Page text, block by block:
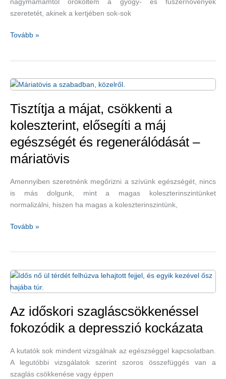
nagymamámtól örököltem a gyógy- és fűszernövények
szeretetét, akinek a kertjében sok-sok
Hogyan
vizet,
és
milyen
vannak?
Tovább »
Tisztítja a májat, csökkenti a
koleszterint, elősegíti a máj
egészségét és regenerálódását –
máriatövis
Amennyiben szeretnénk megőrizni a szívünk egészségét, nincs
is más dolgunk, mint a magas koleszterinszintünket
normalizálni, hiszen ha magas a koleszterinszintünk,
Tisztítja
a
koleszterint,
a
egészségét
regenerálódását
–
máriatövis
Tovább »
Az időskori szagláscsökkenéssel
fokozódik a depresszió kockázata
A kutatók sok mindent vizsgálnak az egészséggel kapcsolatban.
A legutóbbi vizsgálatok szerint szoros összefüggés van a
szaglás csökkenése vagy éppen